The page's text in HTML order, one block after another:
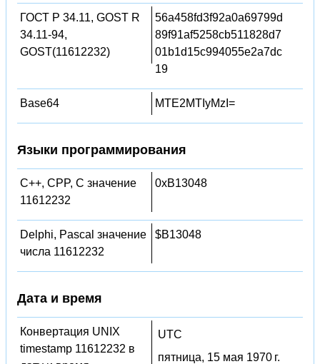
ГОСТ Р 34.11, GOST R
34.11-94,
GOST(11612232)
56a458fd3f92a0a69799d
89f91af5258cb511828d7
01b1d15c994055e2a7dc
19
Base64 MTE2MTIyMzI=
Языки программирования
C++, CPP, C значение
11612232
0xB13048
Delphi, Pascal значение
числа 11612232
$B13048
Дата и время
Конвертация UNIX
timestamp 11612232 в
UTC
пятница, 15 мая 1970 г.